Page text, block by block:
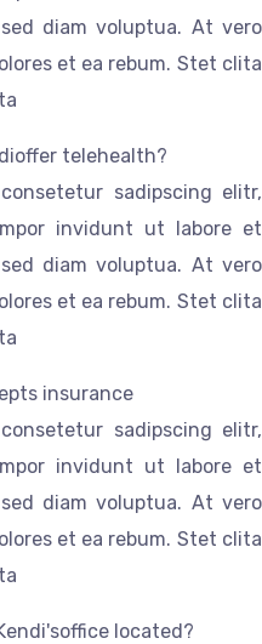
diam voluptua. At vero
et ea rebum. Stet clita
telehealth?
sadipscing elitr,
invidunt ut labore et
diam voluptua. At vero
et ea rebum. Stet clita
insurance
sadipscing elitr,
invidunt ut labore et
diam voluptua. At vero
et ea rebum. Stet clita
located?